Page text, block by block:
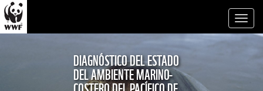
DIAGNÓSTICO DEL ESTADO
DEL AMBIENTE MARINO-